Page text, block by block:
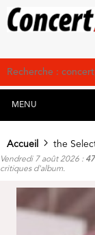
MENU
Accueil the
Vendredi 7 août 2026 :
critiques d'album.